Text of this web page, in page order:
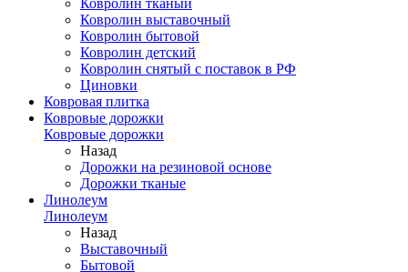
Ковролин тканый
Ковролин выставочный
Ковролин бытовой
Ковролин детский
Ковролин снятый с поставок в РФ
Циновки
Ковровая плитка
Ковровые дорожки
Ковровые дорожки
Назад
Дорожки на резиновой основе
Дорожки тканые
Линолеум
Линолеум
Назад
Выставочный
Бытовой